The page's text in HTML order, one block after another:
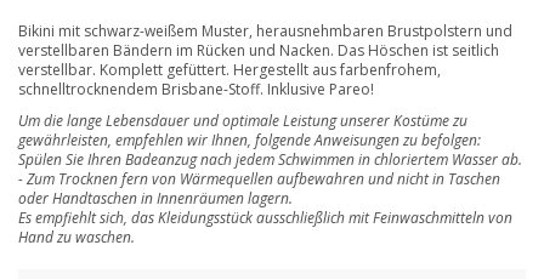
Bikini mit schwarz-weißem Muster, herausnehmbaren Brustpolstern und
verstellbaren Bändern im Rücken und Nacken. Das Höschen ist seitlich
verstellbar. Komplett gefüttert. Hergestellt aus farbenfrohem,
schnelltrocknendem Brisbane-Stoff. Inklusive Pareo!
Um die lange Lebensdauer und optimale Leistung unserer Kostüme zu
gewährleisten, empfehlen wir Ihnen, folgende Anweisungen zu befolgen:
Spülen Sie Ihren Badeanzug nach jedem Schwimmen in chloriertem Wasser ab.
- Zum Trocknen fern von Wärmequellen aufbewahren und nicht in Taschen
oder Handtaschen in Innenräumen lagern.
Es empfiehlt sich, das Kleidungsstück ausschließlich mit Feinwaschmitteln von
Hand zu waschen.